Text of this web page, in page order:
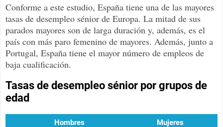
Conforme a este estudio, España tiene una de las mayores
tasas de desempleo sénior de Europa. La mitad de sus
parados mayores son de larga duración y, además, es el
país con más paro femenino de mayores. Además, junto a
Portugal, España tiene el mayor número de empleos de
baja cualificación.